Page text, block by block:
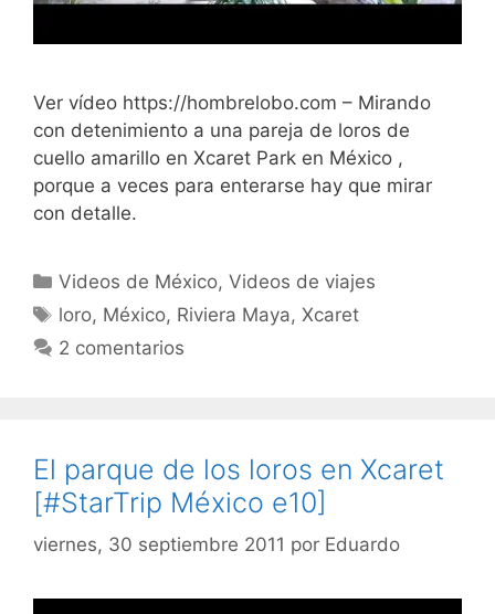
Ver vídeo https://hombrelobo.com – Mirando
con detenimiento a una pareja de loros de
cuello amarillo en Xcaret Park en México ,
porque a veces para enterarse hay que mirar
con detalle.
Categorías
Videos de México,Videos de viajes
Etiquetas
loro, México, Riviera Maya,Xcaret
2 comentarios
El parque de los loros en Xcaret
[#StarTrip México e10]
viernes, 30 septiembre 2011 por Eduardo